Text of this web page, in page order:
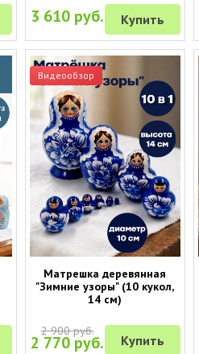
3 610 руб. Купить
Видеообзор
Матрешка деревянная
"Зимние узоры" (10 кукол,
14 см)
2 900 руб.
2 770 руб. Купить